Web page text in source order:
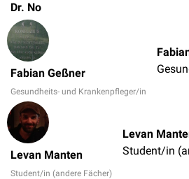
Dr. No
Fabian Geßner
Gesundheits- und Krankenpfleger/in
Levan Manten
Student/in (andere Fächer)
Levan